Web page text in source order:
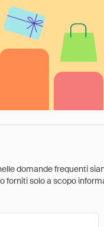
domande frequenti
forniti solo a scopo